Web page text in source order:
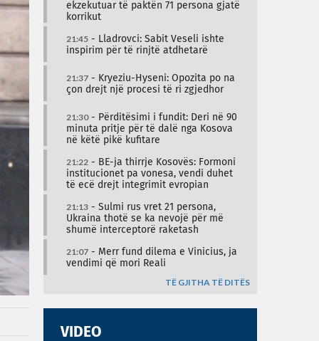
ekzekutuar të paktën 71 persona gjatë
korrikut
21:45 - Lladrovci: Sabit Veseli ishte
inspirim për të rinjtë atdhetarë
21:37 - Kryeziu-Hyseni: Opozita po na
çon drejt një procesi të ri zgjedhor
21:30- Përditësimi i fundit: Deri në 90
minuta pritje për të dalë nga Kosova
në këtë pikë kufitare
21:22 - BE-ja thirrje Kosovës: Formoni
institucionet pa vonesa, vendi duhet
të ecë drejt integrimit evropian
21:13 - Sulmi rus vret 21 persona,
Ukraina thotë se ka nevojë për më
shumë interceptorë raketash
21:07 - Merr fund dilema e Vinicius, ja
vendimi që mori Reali
TË GJITHA TË DITËS
VIDEO